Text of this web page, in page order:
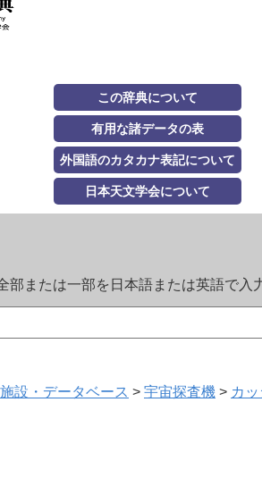
この辞典について
有用な諸データの表
外国語のカタカナ表記について
日本天文学会について
部または一部を日本語または英語で入
設・データベース > 宇宙探査機 > カ